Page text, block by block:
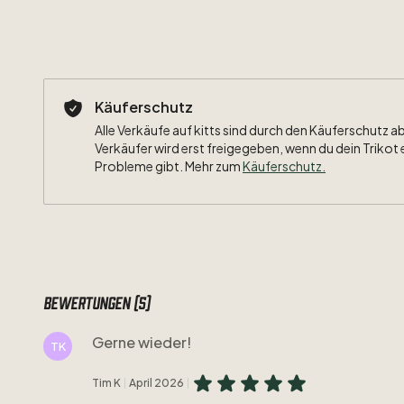
Käuferschutz
Alle Verkäufe auf kitts sind durch den Käuferschutz
Verkäufer wird erst freigegeben, wenn du dein Trikot
Probleme gibt. Mehr zumKäuferschutz
Bewertungen (5)
TK Gerne wieder!
Tim K April 2026